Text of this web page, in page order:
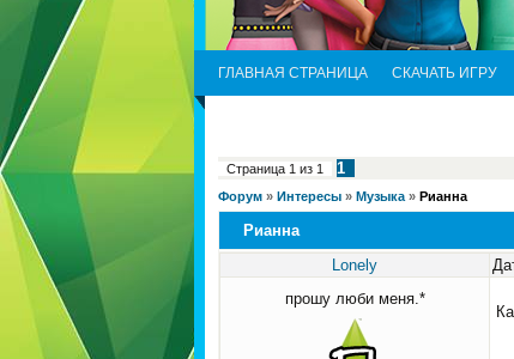
ГЛАВНАЯ СТРАНИЦА СКАЧАТЬ ИГРУ
Страница 1 из 1 1
Форум » Интересы » Музыка » Рианна
Рианна
Lonely
прошу люби меня.*